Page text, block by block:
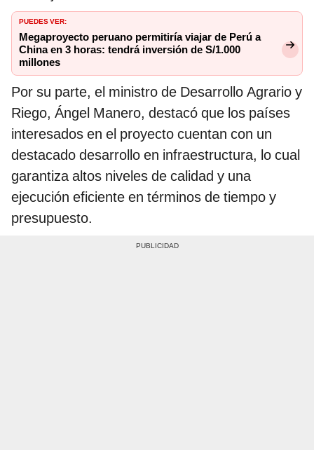
PUEDES VER:
Megaproyecto peruano permitiría viajar de Perú a
China en 3 horas: tendrá inversión de S/1.000
millones
Por su parte, el ministro de Desarrollo Agrario y
Riego, Ángel Manero, destacó que los países
interesados en el proyecto cuentan con un
destacado desarrollo en infraestructura, lo cual
garantiza altos niveles de calidad y una
ejecución eficiente en términos de tiempo y
presupuesto.